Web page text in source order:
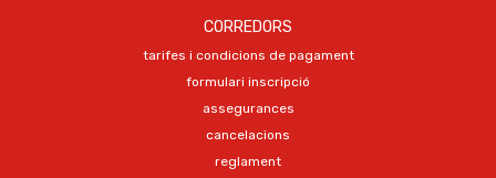
CORREDORS
tarifes i condicions de pagament
formulari inscripció
assegurances
cancelacions
reglament